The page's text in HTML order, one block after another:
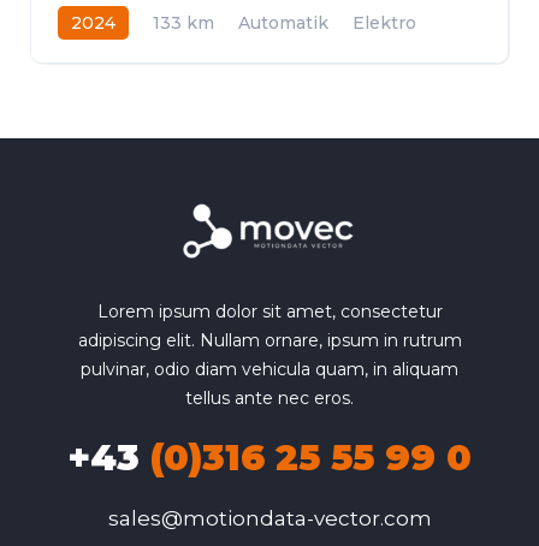
2024 133 km Automatik
Elektro
Lorem ipsum dolor sit amet, consectetur
adipiscing elit. Nullam ornare, ipsum in rutrum
pulvinar, odio diam vehicula quam, in aliquam
tellus ante nec eros.
+43 (0)316 25 55 99 0
sales@motiondata-vector.com